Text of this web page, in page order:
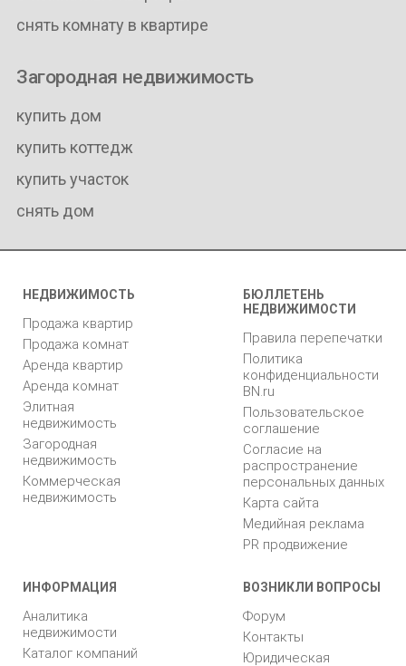
снять комнату в квартире
Загородная недвижимость
купить дом
купить коттедж
купить участок
снять дом
НЕДВИЖИМОСТЬ
Продажа квартир
Продажа комнат
Аренда квартир
Аренда комнат
Элитная
недвижимость
Загородная
недвижимость
Коммерческая
недвижимость
БЮЛЛЕТЕНЬ
НЕДВИЖИМОСТИ
Правила перепечатки
Политика
конфиденциальности
BN.ru
Пользовательское
соглашение
Согласие на
распространение
персональных данных
Карта сайта
Медийная реклама
PR продвижение
ИНФОРМАЦИЯ
Аналитика
недвижимости
Каталог компаний
ВОЗНИКЛИ ВОПРОСЫ
Форум
Контакты
Юридическая